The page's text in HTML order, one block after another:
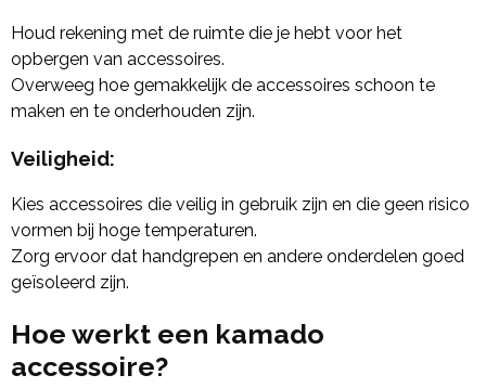
Houd rekening met de ruimte die je hebt voor het
opbergen van accessoires.
Overweeg hoe gemakkelijk de accessoires schoon te
maken en te onderhouden zijn.
Veiligheid:
Kies accessoires die veilig in gebruik zijn en die geen risico
vormen bij hoge temperaturen.
Zorg ervoor dat handgrepen en andere onderdelen goed
geïsoleerd zijn.
Hoe werkt een kamado
accessoire?